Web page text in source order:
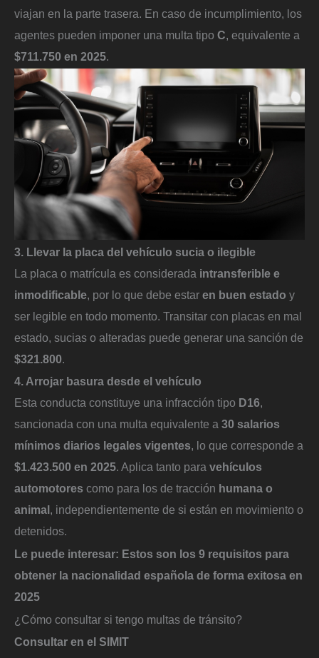
viajan en la parte trasera. En caso de incumplimiento, los
agentes pueden imponer una multa tipo C, equivalente a
$711.750 en 2025.
3. Llevar la placa del vehículo sucia o ilegible
La placa o matrícula es considerada intransferible e
inmodificable, por lo que debe estar en buen estado y
ser legible en todo momento. Transitar con placas en mal
estado, sucias o alteradas puede generar una sanción de
$321.800.
4. Arrojar basura desde el vehículo
Esta conducta constituye una infracción tipo D16,
sancionada con una multa equivalente a 30 salarios
mínimos diarios legales vigentes, lo que corresponde a
$1.423.500 en 2025. Aplica tanto para vehículos
automotores como para los de tracción humana o
animal , independientemente de si están en movimiento o
detenidos.
Le puede interesar: Estos son los 9 requisitos para
obtener la nacionalidad española de forma exitosa en
2025
¿Cómo consultar si tengo multas de tránsito?
Consultar en el SIMIT